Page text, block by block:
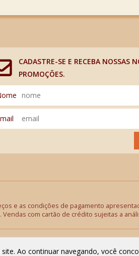
CADASTRE-SE E RECEBA NOSSAS
PROMOÇÕES.
e as condições de pagamento
Vendas com cartão de crédito sujeitas a
Ao continuar navegando, você